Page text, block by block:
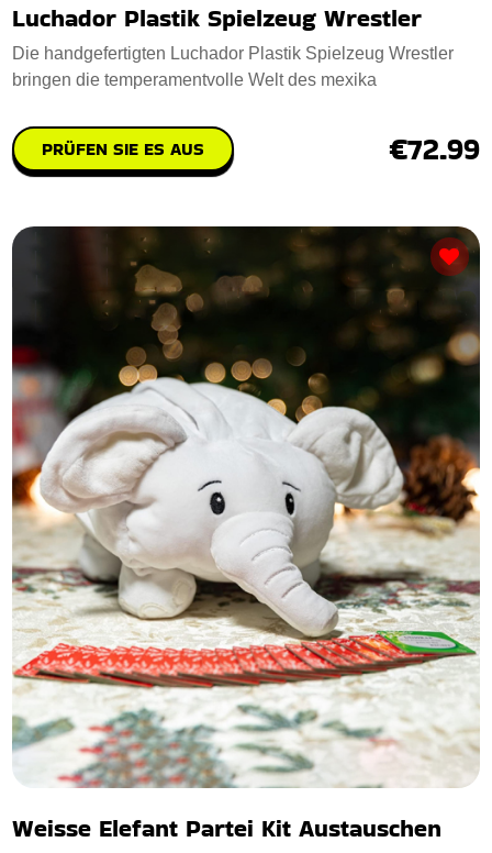
Luchador Plastik Spielzeug Wrestler
Die handgefertigten Luchador Plastik Spielzeug Wrestler
bringen die temperamentvolle Welt des mexika
PRÜFEN SIE ES AUS €72.99
Weisse Elefant Partei Kit Austauschen